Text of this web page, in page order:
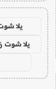
يلا
يلا شوت